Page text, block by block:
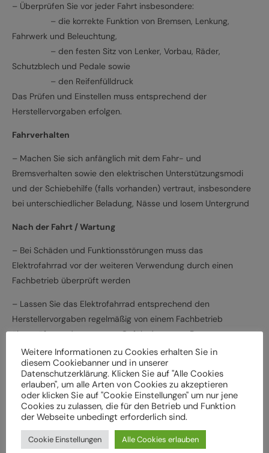
– Überprüfen Sie vor jeder Fahrt insbesondere:
– die korrekte Funktion von Bremsen, Lenkung,
Fahrwerk und Beleuchtung,
– den festen Sitz von Lenker, Vorbau, Räder,
Schutzblech und Pedale sowie
– den Reifenfülldruck
Das Prüfen und Einstellen muss entsprechend der
Herstellervorgaben erfolgen.
Fahrverhalten
– Machen Sie sich anfänglich mit dem Fahr- und
Bremsverhalten sowie den elektrischen Unterstützungsmodi
und der Schiebehilfe (falls vorhanden) vertraut, insbesondere
bei unterschiedlicher Beladung, Nässe und losem Untergrund
Nach der Fahrt / Wartung
– Bei Schäden und Funktionsstörungen muss das
Elektrofahrrad vor der weiteren Verwendung durch einen
Fachbetrieb überprüft werden
– Lassen Sie das Elektrofahrrad entsprechend den
Herstellervorgaben regelmäßig von einem Fachbetrieb
überprüfen und warten, um Gefährdungen, z. B.
verschleißbedingt, zu vermeiden
– Halten Sie die angegebenen Drehmomente (Nm) für die
Montage von Bauteilen ein
– Verwenden Sie nur vom Hersteller freigegebene Batterien
– Beachten Sie Herstellervorgaben zum Laden und Verwenden
Weitere Informationen zu Cookies erhalten Sie in
diesem Cookiebanner und in unserer
Datenschutzerklärung. Klicken Sie auf "Alle Cookies
erlauben", um alle Arten von Cookies zu akzeptieren
oder klicken Sie auf "Cookie Einstellungen" um nur jene
Cookies zu zulassen, die für den Betrieb und Funktion
der Webseite unbedingt erforderlich sind.
Cookie Einstellungen Alle Cookies erlauben